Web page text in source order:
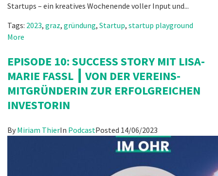
Startups – ein kreatives Wochenende voller Input und...
Tags: 2023, graz, gründung, Startup, startup playground
More
EPISODE 10: SUCCESS STORY MIT LISA-
MARIE FASSL ┃ VON DER VEREINS-
MITGRÜNDERIN ZUR ERFOLGREICHEN
INVESTORIN
By Miriam ThierIn PodcastPosted 14/06/2023